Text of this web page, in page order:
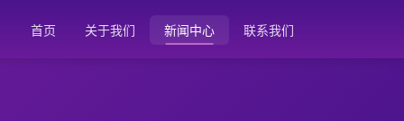
首页 关于我们 新闻中心 联系我们